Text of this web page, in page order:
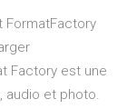
FormatFactory
Factory est une
audio et photo.